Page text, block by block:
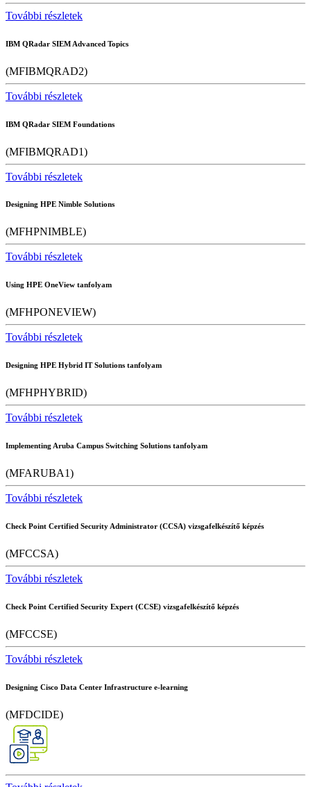
További részletek
IBM QRadar SIEM Advanced Topics
(MFIBMQRAD2)
További részletek
IBM QRadar SIEM Foundations
(MFIBMQRAD1)
További részletek
Designing HPE Nimble Solutions
(MFHPNIMBLE)
További részletek
Using HPE OneView tanfolyam
(MFHPONEVIEW)
További részletek
Designing HPE Hybrid IT Solutions tanfolyam
(MFHPHYBRID)
További részletek
Implementing Aruba Campus Switching Solutions tanfolyam
(MFARUBA1)
További részletek
Check Point Certified Security Administrator (CCSA) vizsgafelkészítő képzés
(MFCCSA)
További részletek
Check Point Certified Security Expert (CCSE) vizsgafelkészítő képzés
(MFCCSE)
További részletek
Designing Cisco Data Center Infrastructure e-learning
(MFDCIDE)